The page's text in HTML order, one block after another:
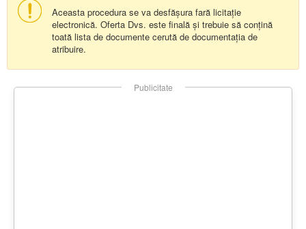
Aceasta procedura se va desfășura fară licitație
electronică. Oferta Dvs. este finală și trebuie să conțină
toată lista de documente cerută de documentația de
atribuire.
Publicitate